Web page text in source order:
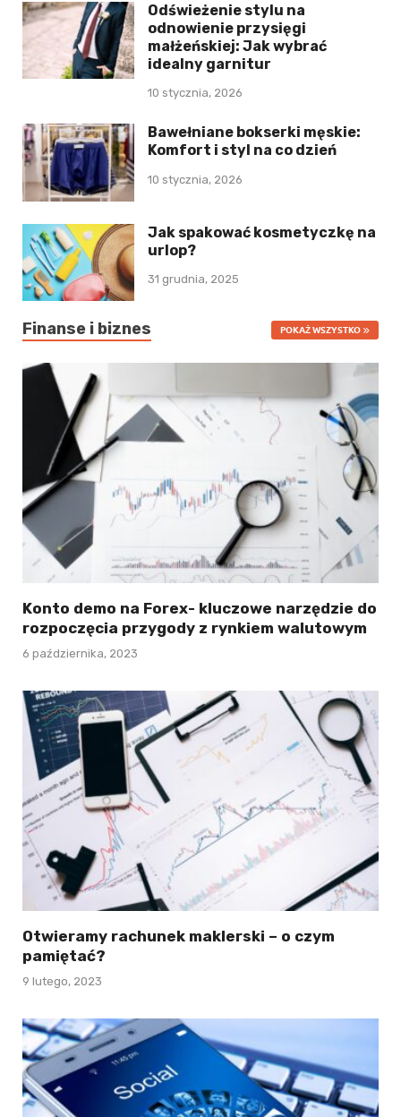
Odświeżenie stylu na
odnowienie przysięgi
małżeńskiej: Jak wybrać
idealny garnitur
10 stycznia, 2026
Bawełniane bokserki męskie:
Komfort i styl na co dzień
10 stycznia, 2026
Jak spakować kosmetyczkę na
urlop?
31 grudnia, 2025
Finanse i biznes POKAŻ WSZYSTKO
Konto demo na Forex- kluczowe narzędzie do
rozpoczęcia przygody z rynkiem walutowym
6 października, 2023
Otwieramy rachunek maklerski – o czym
pamiętać?
9 lutego, 2023